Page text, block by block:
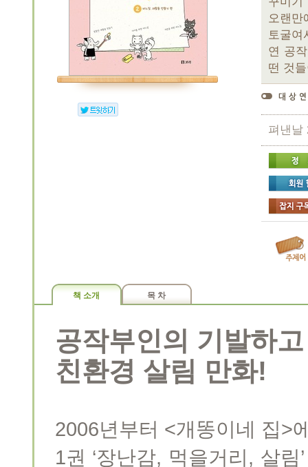
오랜만
토굴
연 공
떤 것
펴낸날
책 소개 목 차
공작부인의 기발하
친환경 살림 만화!
2006년부터 <개똥이네 집>
1권 ‘장난감, 먹을거리, 살림